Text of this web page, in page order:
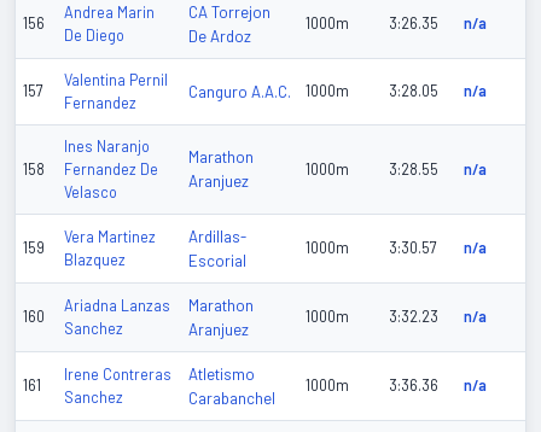
156
Andrea Marin
De Diego
CA Torrejon
De Ardoz
1000m 3:26.35 n/a
157
Valentina Pernil
Fernandez
Canguro A.A.C. 1000m 3:28.05 n/a
158
Ines Naranjo
Fernandez De
Velasco
Marathon
Aranjuez
1000m 3:28.55 n/a
159
Vera Martinez
Blazquez
Ardillas-
Escorial
1000m 3:30.57 n/a
160
Ariadna Lanzas
Sanchez
Marathon
Aranjuez
1000m 3:32.23 n/a
161
Irene Contreras
Sanchez
Atletismo
Carabanchel
1000m 3:36.36 n/a